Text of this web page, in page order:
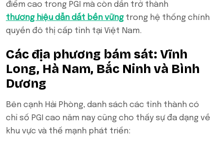
điểm cao trong PGI mà còn dần trở thành
thương hiệu dẫn dắt bền vững trong hệ thống chính
quyền đô thị cấp tỉnh tại Việt Nam.
Các địa phương bám sát: Vĩnh
Long, Hà Nam, Bắc Ninh và Bình
Dương
Bên cạnh Hải Phòng, danh sách các tỉnh thành có
chỉ số PGI cao năm nay cũng cho thấy sự đa dạng về
khu vực và thế mạnh phát triển: